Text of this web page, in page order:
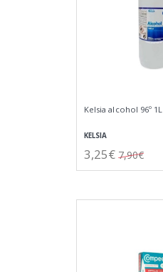
Kelsia alcohol 96º 1L
KELSIA
3,25€ 7,90€